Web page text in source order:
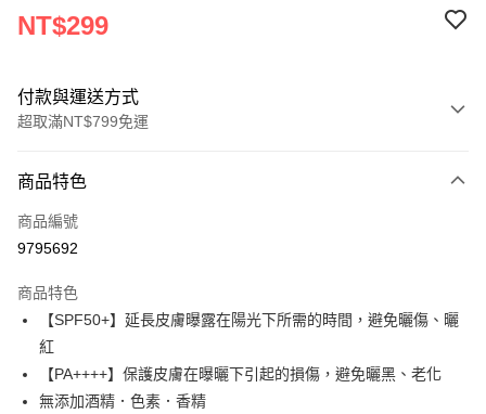
NT$299
付款與運送方式
超取滿NT$799免運
信用卡一次付款
超商取貨付款
Apple Pay
街口支付
悠遊付
商品特色
商品編號
9795692
商品特色
【SPF50+】延長皮膚曝露在陽光下所需的時間，避免曬傷、曬
紅
【PA++++】保護皮膚在曝曬下引起的損傷，避免曬黑、老化
無添加酒精．色素．香精